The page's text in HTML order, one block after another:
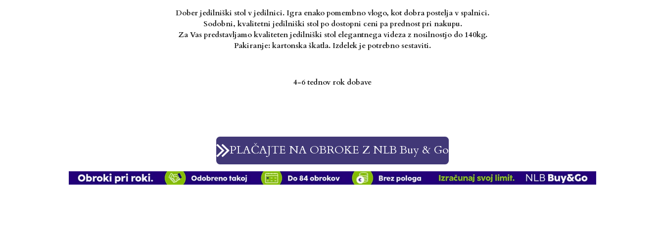
Dober jedilniški stol v jedilnici. Igra enako pomembno vlogo, kot dobra postelja v spalnici.
Sodobni, kvalitetni jedilniški stol po dostopni ceni pa prednost pri nakupu.
Za Vas predstavljamo kvaliteten jedilniški stol elegantnega videza z nosilnostjo do 140kg.
Pakiranje: kartonska škatla. Izdelek je potrebno sestaviti.
4-6 tednov rok dobave
PLAČAJTE NA OBROKE Z NLB Buy & Go